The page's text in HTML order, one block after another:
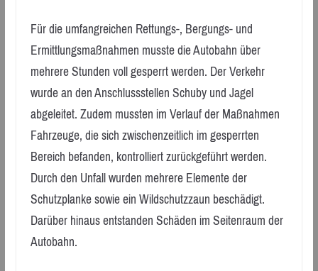
Für die umfangreichen Rettungs-, Bergungs- und
Ermittlungsmaßnahmen musste die Autobahn über
mehrere Stunden voll gesperrt werden. Der Verkehr
wurde an den Anschlussstellen Schuby und Jagel
abgeleitet. Zudem mussten im Verlauf der Maßnahmen
Fahrzeuge, die sich zwischenzeitlich im gesperrten
Bereich befanden, kontrolliert zurückgeführt werden.
Durch den Unfall wurden mehrere Elemente der
Schutzplanke sowie ein Wildschutzzaun beschädigt.
Darüber hinaus entstanden Schäden im Seitenraum der
Autobahn.